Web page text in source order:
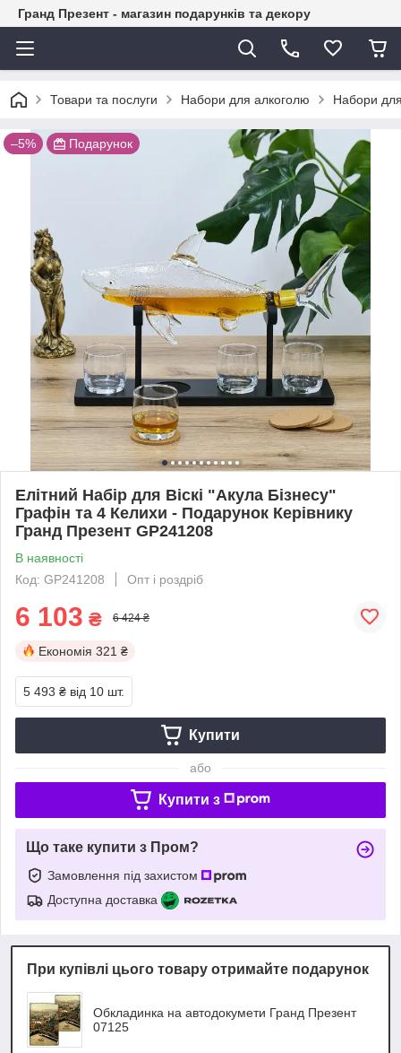
Гранд Презент - магазин подарунків та декору
Товари та послуги Набори для алкоголю Набори для
–5% Подарунок
Елітний Набір для Віскі "Акула Бізнесу"
Графін та 4 Келихи - Подарунок Керівнику
Гранд Презент GP241208
В наявності
Код: GP241208
Опт і роздріб
6 103 ₴ 6 424 ₴
Економія 321 ₴
5 493 ₴ від 10 шт.
Купити
або
Купити з
Що таке купити з Пром?
Замовлення під захистом
Доступна доставка
При купівлі цього товару отримайте подарунок
Обкладинка на автодокумети Гранд Презент
07125